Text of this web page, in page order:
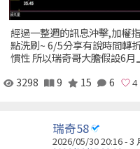
經過一整週的訊息沖擊,加權
點洗刷~ 6/5分享有說時間轉
慣性 所以瑞奇哥大膽假設6
3298
9 15 6
瑞奇58
2026/05/30 20:16 - 3